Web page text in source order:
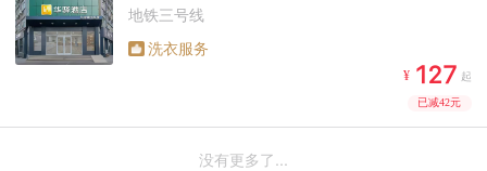
地铁三号线
洗衣服务
¥    起
已减42元
没有更多了...